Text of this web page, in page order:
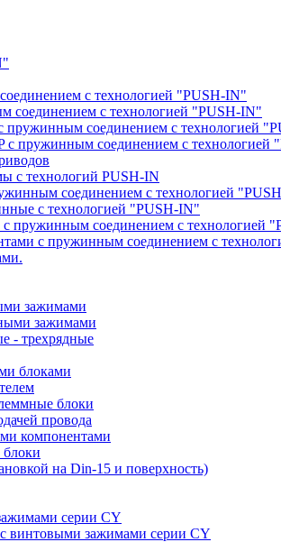
с технологией "PUSH-IN"
с технологией "PUSH-IN"
пружинным соединением с технологией
с пружинным соединением с технологией
с технологий PUSH-IN
соединением с технологией
с технологией "PUSH-IN"
пружинным соединением с технологией
с пружинным соединением с
зажимами
зажимами
- трехрядные
блоками
блоки
провода
компонентами
на Din-15 и поверхность)
серии CY
винтовыми зажимами серии CY